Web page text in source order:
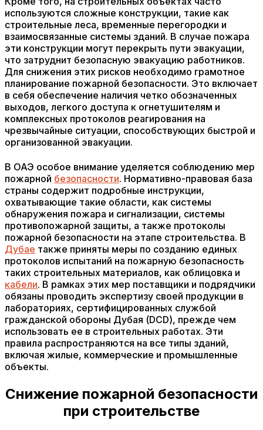
используются сложные конструкции, такие как
строительные леса, временные перегородки и
взаимосвязанные системы зданий. В случае пожара
эти конструкции могут перекрыть пути эвакуации,
что затруднит безопасную эвакуацию работников.
Для снижения этих рисков необходимо грамотное
планирование пожарной безопасности. Это включает
в себя обеспечение наличия четко обозначенных
выходов, легкого доступа к огнетушителям и
комплексных протоколов реагирования на
чрезвычайные ситуации, способствующих быстрой и
организованной эвакуации.
В ОАЭ особое внимание уделяется соблюдению мер
пожарной безопасности. Нормативно-правовая база
страны содержит подробные инструкции,
охватывающие такие области, как системы
обнаружения пожара и сигнализации, системы
противопожарной защиты, а также протоколы
пожарной безопасности на этапе строительства. В
Дубае также приняты меры по созданию единых
протоколов испытаний на пожарную безопасность
таких строительных материалов, как облицовка и
кабели. В рамках этих мер поставщики и подрядчики
обязаны проводить экспертизу своей продукции в
лабораториях, сертифицированных службой
гражданской обороны Дубая (DCD), прежде чем
использовать ее в строительных работах. Эти
правила распространяются на все типы зданий,
включая жилые, коммерческие и промышленные
объекты.
Снижение пожарной безопасности
при строительстве